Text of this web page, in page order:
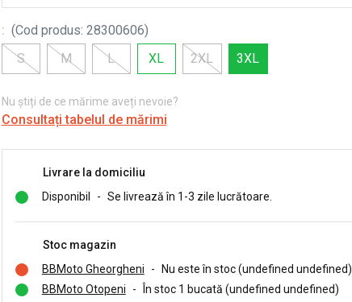
: (Cod produs: 28300606)
S
M L XL 2XL 3XL
Nu știți de ce mărime aveți nevoie?
Consultați tabelul de mărimi
Livrare la domiciliu
Disponibil
- Se livrează în 1-3 zile lucrătoare.
Stoc magazin
BBMoto Gheorgheni
-
Nu este în stoc (undefined undefined)
BBMoto Otopeni
-
În stoc 1 bucată (undefined undefined)